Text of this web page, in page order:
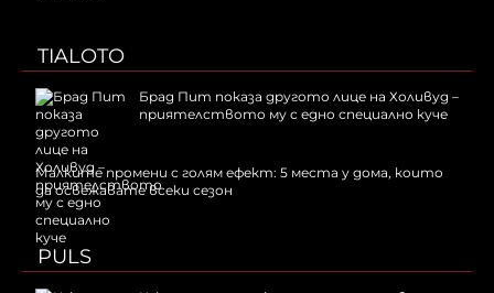
TIALOTO
Брад Пит показа другото лице на Холивуд –
приятелството му с едно специално куче
Малките промени с голям ефект: 5 места у дома, които
да освежавате всеки сезон
PULS